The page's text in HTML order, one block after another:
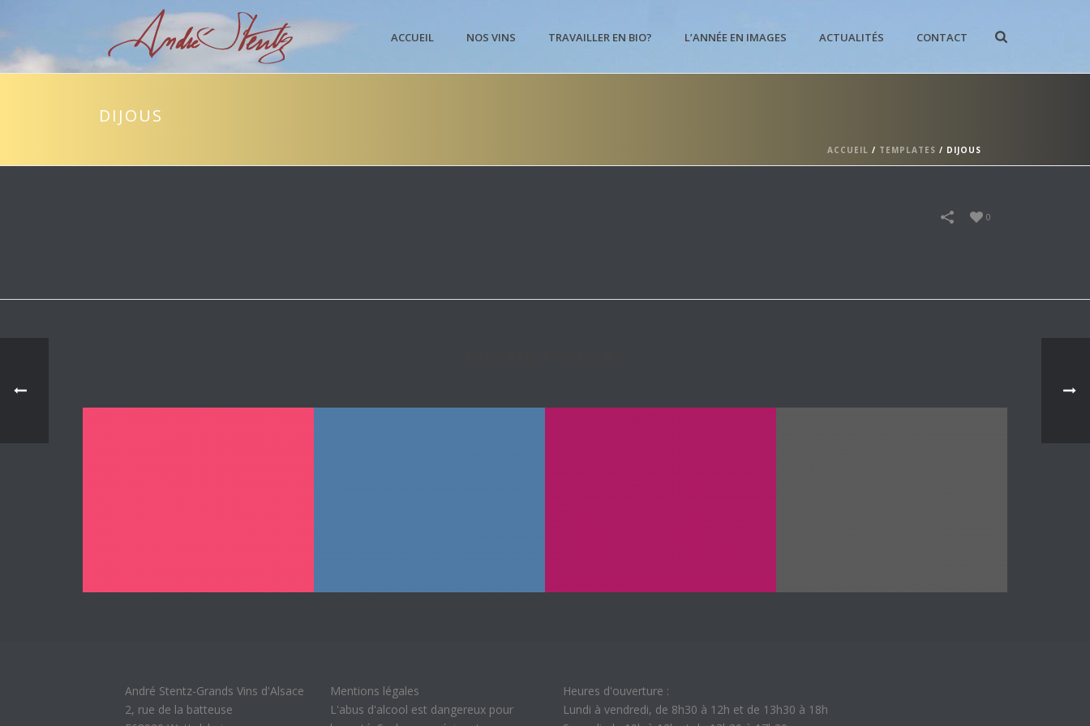
ACCUEIL NOS VINS TRAVAILLER EN BIO? L’ANNÉE EN IMAGES ACTUALITÉS CONTACT
DIJOUS
ACCUEIL / TEMPLATES / DIJOUS
0
André Stentz-Grands Vins d'Alsace
2, rue de la batteuse
Mentions légales
L'abus d'alcool est dangereux pour
Heures d'ouverture :
Lundi à vendredi, de 8h30 à 12h et de 13h30 à 18h